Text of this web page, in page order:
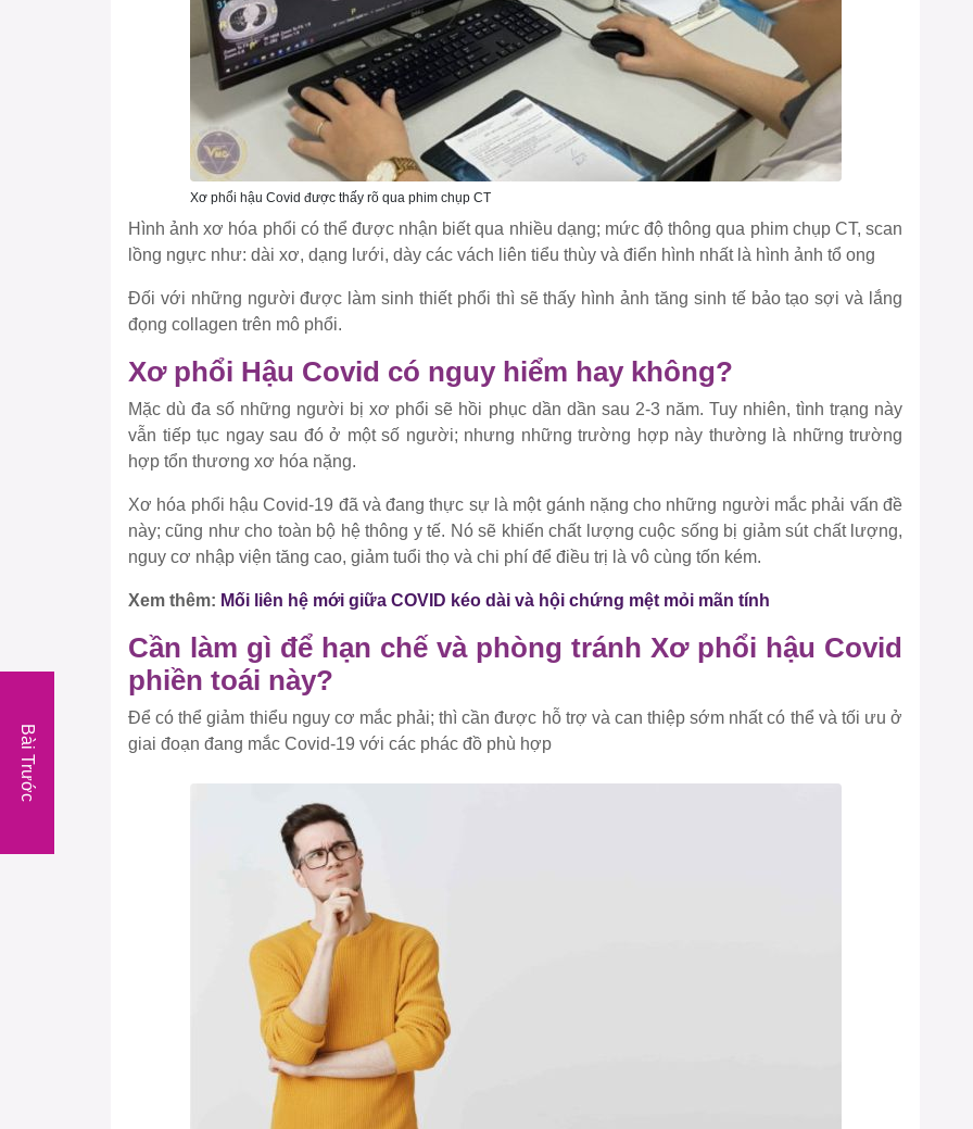
Xơ phổi hậu Covid được thấy rõ qua phim chụp CT
Hình ảnh xơ hóa phổi có thể được nhận biết qua nhiều dạng; mức độ thông qua phim chụp CT, scan
lồng ngực như: dài xơ, dạng lưới, dày các vách liên tiểu thùy và điển hình nhất là hình ảnh tổ ong
Đối với những người được làm sinh thiết phổi thì sẽ thấy hình ảnh tăng sinh tế bảo tạo sợi và lắng
đọng collagen trên mô phổi.
Xơ phổi Hậu Covid có nguy hiểm hay không?
Mặc dù đa số những người bị xơ phổi sẽ hồi phục dần dần sau 2-3 năm. Tuy nhiên, tình trạng này
vẫn tiếp tục ngay sau đó ở một số người; nhưng những trường hợp này thường là những trường
hợp tổn thương xơ hóa nặng.
Xơ hóa phổi hậu Covid-19 đã và đang thực sự là một gánh nặng cho những người mắc phải vấn đề
này; cũng như cho toàn bộ hệ thông y tế. Nó sẽ khiến chất lượng cuộc sống bị giảm sút chất lượng,
nguy cơ nhập viện tăng cao, giảm tuổi thọ và chi phí để điều trị là vô cùng tốn kém.
Xem thêm: Mối liên hệ mới giữa COVID kéo dài và hội chứng mệt mỏi mãn tính
Cần làm gì để hạn chế và phòng tránh Xơ phổi hậu Covid
phiền toái này?
Để có thể giảm thiểu nguy cơ mắc phải; thì cần được hỗ trợ và can thiệp sớm nhất có thể và tối ưu ở
giai đoạn đang mắc Covid-19 với các phác đồ phù hợp
Bài Trước